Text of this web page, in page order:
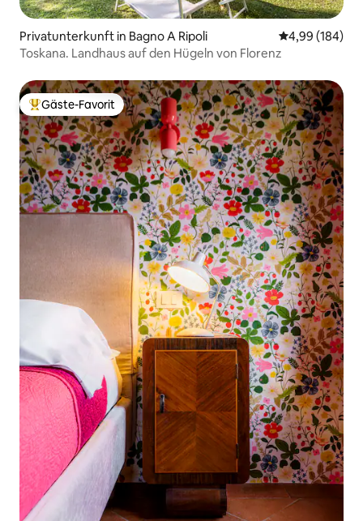
Privatunterkunft in Bagno A Ripoli
4,99 (184)
Toskana. Landhaus auf den Hügeln von Florenz
Beliebter Gäste-Favorit.
Gäste-Favorit